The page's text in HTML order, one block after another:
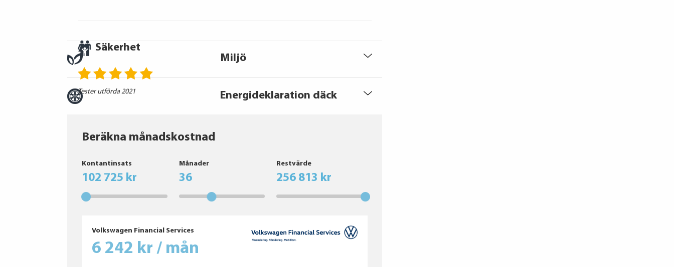
Säkerhet
Tester utförda 2021
Miljö
Energideklaration däck
CONTINENTAL
Hankook
Bridgestone
Vredestein
Beräkna månadskostnad
Kontantinsats
102 725 kr
Månader
36
Restvärde
256 813 kr
Volkswagen Financial Services
6 242 kr / mån